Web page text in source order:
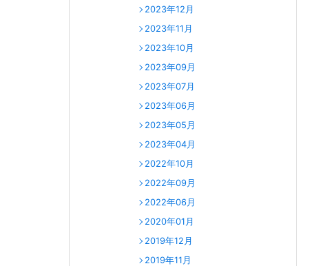
2023年12月
2023年11月
2023年10月
2023年09月
2023年07月
2023年06月
2023年05月
2023年04月
2022年10月
2022年09月
2022年06月
2020年01月
2019年12月
2019年11月